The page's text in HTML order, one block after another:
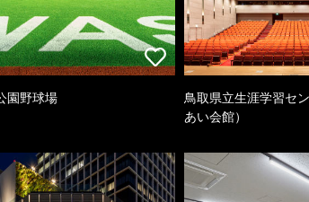
園野球場
鳥取県立生涯学習セ
あい会館）